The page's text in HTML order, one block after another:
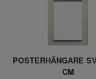
POSTERHÄNGARE
CM